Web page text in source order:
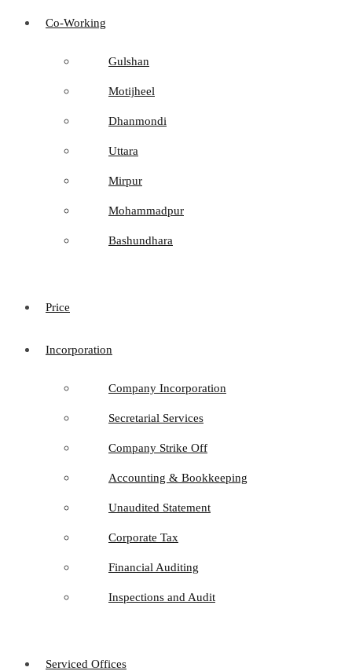
Co-Working
Gulshan
Motijheel
Dhanmondi
Uttara
Mirpur
Mohammadpur
Bashundhara
Price
Incorporation
Company Incorporation
Secretarial Services
Company Strike Off
Accounting & Bookkeeping
Unaudited Statement
Corporate Tax
Financial Auditing
Inspections and Audit
Serviced Offices